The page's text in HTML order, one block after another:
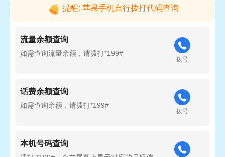
提醒: 苹果手机自行拨打代码查询
流量余额查询
如需查询流量余额，请拨打*199#
拨号
话费余额查询
如需查询余额，请拨打*199#
拨号
本机号码查询